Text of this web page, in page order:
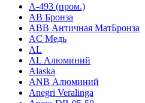
A-493 (пром.)
AB Бронза
ABB Античная МатБронза
AC Медь
AL
AL Алюминий
Alaska
ANB Алюминий
Anegri Veralinga